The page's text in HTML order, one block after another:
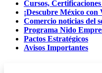
Cursos,
¡Descubre México con
Comercio noticias del
Programa Nido
Pactos Estratégicos
Avisos Importantes